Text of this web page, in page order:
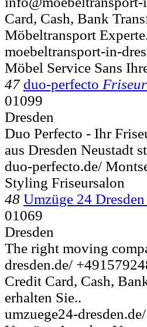
Card, Cash, Bank
Möbeltransport
moebeltransport-in-
Möbel Service Sans
47 duo-perfecto
01099
Dresden
Duo Perfecto - Ihr
aus Dresden Neustadt
duo-perfecto.de/
Styling Friseursalon
48 Umzüge 24 Dresden
01069
Dresden
The right moving
dresden.de/
Credit Card, Cash,
erhalten Sie..
umzuege24-